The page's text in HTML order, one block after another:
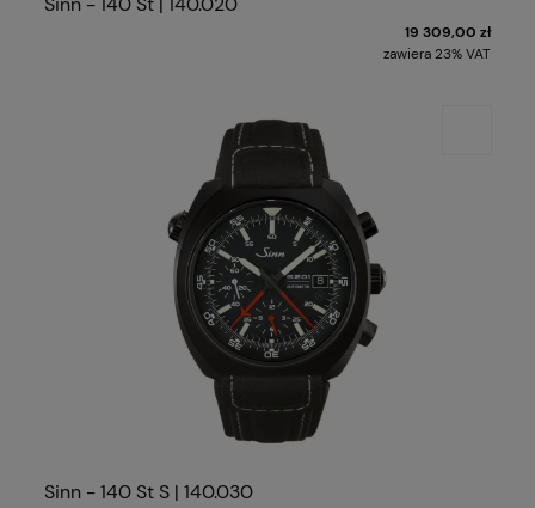
19 309,00 zł
zawiera 23% VAT
Sinn - 140 St S | 140.030